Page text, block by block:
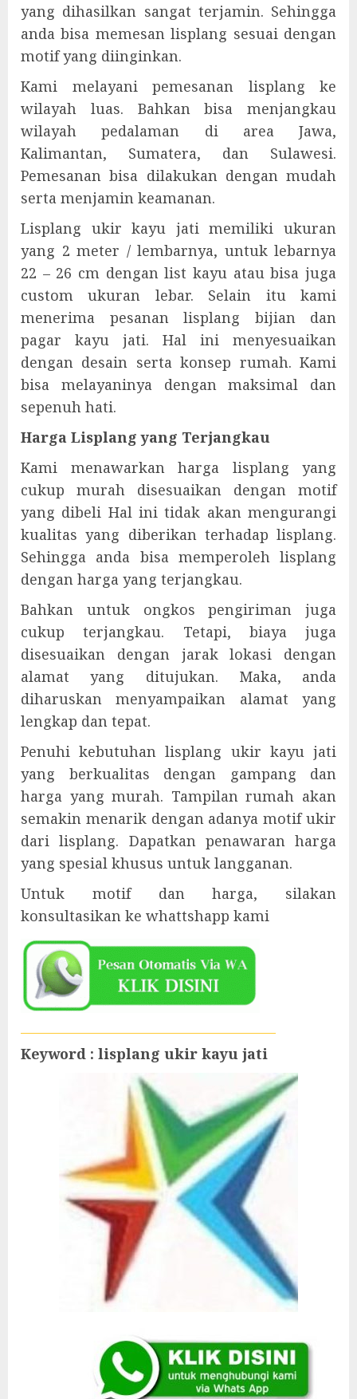
yang dihasilkan sangat terjamin. Sehingga
anda bisa memesan lisplang sesuai dengan
motif yang diinginkan.
Kami melayani pemesanan lisplang ke
wilayah luas. Bahkan bisa menjangkau
wilayah pedalaman di area Jawa,
Kalimantan, Sumatera, dan Sulawesi.
Pemesanan bisa dilakukan dengan mudah
serta menjamin keamanan.
Lisplang ukir kayu jati memiliki ukuran
yang 2 meter / lembarnya, untuk lebarnya
22 – 26 cm dengan list kayu atau bisa juga
custom ukuran lebar. Selain itu kami
menerima pesanan lisplang bijian dan
pagar kayu jati. Hal ini menyesuaikan
dengan desain serta konsep rumah. Kami
bisa melayaninya dengan maksimal dan
sepenuh hati.
Harga Lisplang yang Terjangkau
Kami menawarkan harga lisplang yang
cukup murah disesuaikan dengan motif
yang dibeli Hal ini tidak akan mengurangi
kualitas yang diberikan terhadap lisplang.
Sehingga anda bisa memperoleh lisplang
dengan harga yang terjangkau.
Bahkan untuk ongkos pengiriman juga
cukup terjangkau. Tetapi, biaya juga
disesuaikan dengan jarak lokasi dengan
alamat yang ditujukan. Maka, anda
diharuskan menyampaikan alamat yang
lengkap dan tepat.
Penuhi kebutuhan lisplang ukir kayu jati
yang berkualitas dengan gampang dan
harga yang murah. Tampilan rumah akan
semakin menarik dengan adanya motif ukir
dari lisplang. Dapatkan penawaran harga
yang spesial khusus untuk langganan.
Untuk motif dan harga, silakan
konsultasikan ke whattshapp kami
Keyword : lisplang ukir kayu jati